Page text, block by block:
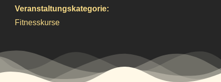
Veranstaltungskategorie:
Fitnesskurse